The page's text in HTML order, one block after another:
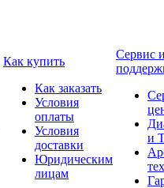
Как купить
Как заказать
Условия
оплаты
Условия
доставки
Юридическим
лицам
Сервис
и